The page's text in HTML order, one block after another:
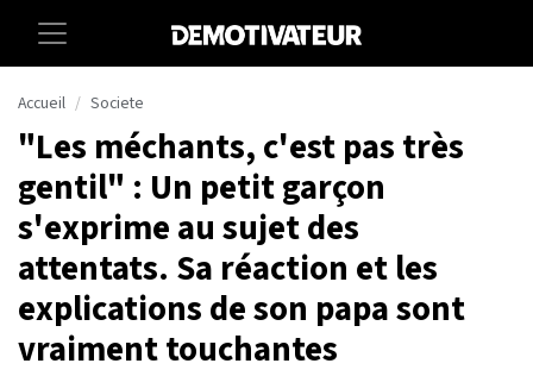
Accueil Societe
"Les méchants, c'est pas très
gentil" : Un petit garçon
s'exprime au sujet des
attentats. Sa réaction et les
explications de son papa sont
vraiment touchantes